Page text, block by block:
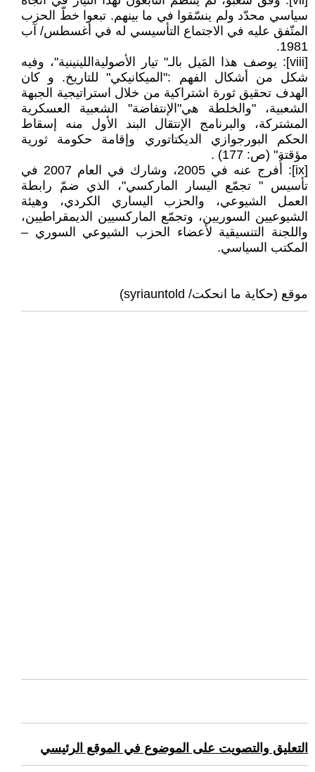
سياسي محدّد ولم ينسّقوا في ما بينهم. تبعوا خطّ الحزب
المتّفق عليه في الاجتماع التأسيسي له في أغسطس/ آب
1981.
[viii]: يوصف هذا المَيل بالـ" تيار الأصوليةاللينينية"، وفيه
شكل من أشكال الفهم :"الميكانيكي" للتاريخ. و كان
الهدف تحقيق ثورة اشتراكية من خلال استراتيجية الجبهة
الشعبية، "والخلطة هي"الإنتفاضة" الشعبية العسكرية
المشتركة، والبرنامج الإنتقال البند الأول منه إسقاط
الحكم البورجوازي الديكتاتوري وإقامة حكومة ثورية
مؤقتة" (ص: 177) .
[ix]: أُفرج عنه في 2005، وشارك في العام 2007 في
تأسيس " تجمّع اليسار الماركسي"، الذي ضمّ رابطة
العمل الشيوعي، والحزب اليساري الكردي، وهيئة
الشيوعيين السوريين، وتجمّع الماركسيين الديمقراطيين،
واللجنة التنسيقية لأعضاء الحزب الشيوعي السوري –
المكتب السياسي.
موقع (حكاية ما انحكت/ syriauntold)
التعليق والتصويت على الموضوع في الموقع الرئيسي